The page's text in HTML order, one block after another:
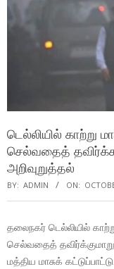
டெல்லியில் காற்று
செல்வதைத்
அறிவுறுத்தல்
BY: ADMIN ON:
தலைநகர் டெல்லியில்
செல்வதைத்
மத்திய மாசுக்